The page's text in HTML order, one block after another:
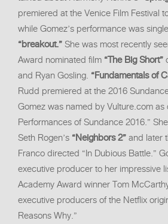
premiered at the Venice Film Festival
while Gomez’s performance was
“breakout.”She was most recently
Award nominated film “The Big Short”
and Ryan Gosling. “Fundamentals of
Rudd premiered at the 2016
Gomez was named by Vulture.com as
Performances of Sundance 2016.”
Seth Rogen’s “Neighbors 2”and later
Franco directed “In Dubious Battle.”
executive producer to her impressive
Academy Award winner Tom
executive producers of the Netflix
Reasons Why.”